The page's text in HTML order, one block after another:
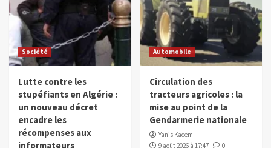
Société
Lutte contre les
stupéfiants en Algérie :
un nouveau décret
encadre les
récompenses aux
informateurs
Automobile
Circulation des
tracteurs agricoles : la
mise au point de la
Gendarmerie nationale
Yanis Kacem
9 août 2026 à 17:47
0